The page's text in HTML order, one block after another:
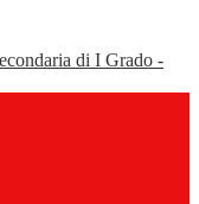
di I Grado -